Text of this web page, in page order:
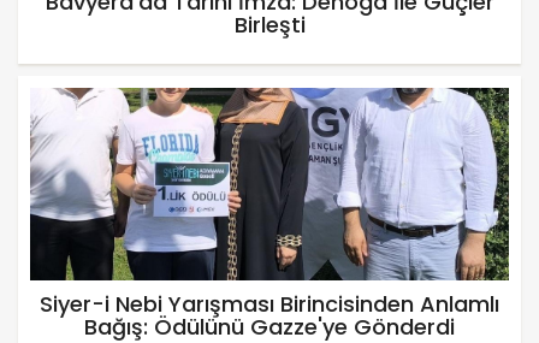
Birleşti
Siyer-i Nebi Yarışması Birincisinden Anlamlı
Bağış: Ödülünü Gazze'ye Gönderdi